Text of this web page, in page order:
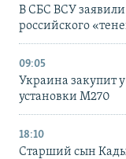
В СБС ВСУ
российского
09:05
Украина закупит
установки M270
18:10
Старший сын